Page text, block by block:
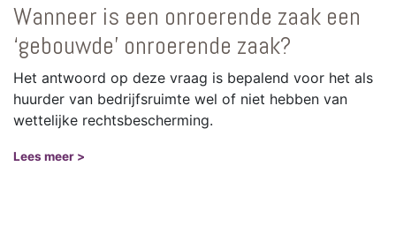
Wanneer is een onroerende zaak een
‘gebouwde’ onroerende zaak?
Het antwoord op deze vraag is bepalend voor het als
huurder van bedrijfsruimte wel of niet hebben van
wettelijke rechtsbescherming.
Lees meer >